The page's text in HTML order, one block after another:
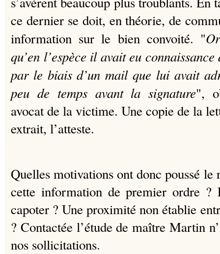
ce dernier se doit, en théorie, de
information sur le bien convoité. "
qu’en l’espèce il avait eu
par le biais d’un mail que lui avait
peu de temps avant la signature",
avocat de la victime. Une copie de la
extrait, l’atteste.
Quelles motivations ont donc poussé
cette information de premier ordre
capoter ? Une proximité non établie
? Contactée l’étude de maître Martin
nos sollicitations.